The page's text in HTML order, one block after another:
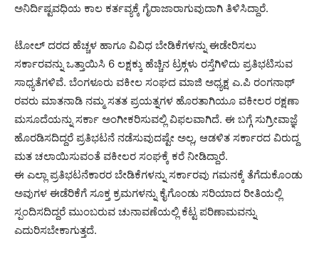
ಅನಿರ್ದಿಷ್ಟವಧಿಯ ಕಾಲ ಕರ್ತವ್ಯಕ್ಕೆ ಗೈರಾಜಾರಾಗುವುದಾಗಿ ತಿಳಿಸಿದ್ದಾರೆ.
ಟೋಲ್ ದರದ ಹೆಚ್ಚಳ ಹಾಗೂ ವಿವಿಧ ಬೇಡಿಕೆಗಳನ್ನು ಈಡೇರಿಸಲು
ಸರ್ಕಾರವನ್ನು ಒತ್ತಾಯಿಸಿ 6 ಲಕ್ಷಕ್ಕು ಹೆಚ್ಚಿನ ಟ್ರಕ್ಗಳು ರಸ್ತೆಗಿಳಿದು ಪ್ರತಿಭಟಿಸುವ
ಸಾಧ್ಯತೆಗಳಿವೆ. ಬೆಂಗಳೂರು ವಕೀಲ ಸಂಘದ ಮಾಜಿ ಅಧ್ಯಕ್ಷ ಎ.ಪಿ ರಂಗನಾಥ್
ರವರು ಮಾತನಾಡಿ ನಮ್ಮ ಸತತ ಪ್ರಯತ್ನಗಳ ಹೊರತಾಗಿಯೂ ವಕೀಲರ ರಕ್ಷಣಾ
ಮಸೂದೆಯನ್ನು ಸರ್ಕಾ ಅಂಗೀಕರಿಸುವಲ್ಲಿ ವಿಫಲವಾಗಿದೆ. ಈ ಬಗ್ಗೆ ಸುಗ್ರೀವಾಜ್ಞೆ
ಹೊರಡಿಸದಿದ್ದರೆ ಪ್ರತಿಭಟನೆ ನಡೆಸುವುದಷ್ಟೇ ಅಲ್ಲ, ಆಡಳಿತ ಸರ್ಕಾರದ ವಿರುದ್ದ
ಮತ ಚಲಾಯಿಸುವಂತೆ ವಕೀಲರ ಸಂಘಕ್ಕೆ ಕರೆ ನೀಡಿದ್ದಾರೆ.
ಈ ಎಲ್ಲಾ ಪ್ರತಿಭಟನೆಕಾರರ ಬೇಡಿಕೆಗಳನ್ನು ಸರ್ಕಾರವು ಗಮನಕ್ಕೆ ತೆಗೆದುಕೊಂಡು
ಅವುಗಳ ಈಡೆರಿಕೆಗೆ ಸೂಕ್ತ ಕ್ರಮಗಳನ್ನು ಕೈಗೊಂಡು ಸರಿಯಾದ ರೀತಿಯಲ್ಲಿ
ಸ್ಪಂದಿಸದಿದ್ದರೆ ಮುಂಬರುವ ಚುನಾವಣೆಯಲ್ಲಿ ಕೆಟ್ಟ ಪರಿಣಾಮವನ್ನು
ಎದುರಿಸಬೇಕಾಗುತ್ತದೆ.